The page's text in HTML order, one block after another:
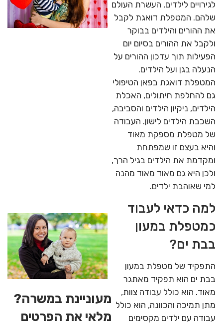
לגירויים לילדים, העשרת העולם
שלהם. המטפלת דואגת לקבל
את ההורים והילדים בבוקר
ולקבל את ההורים בסיום יום
הפעילות תוך עדכון ההורים על
הנעלה בגן ועל הילדים.
המטפלת דואגת בפאן הטיפולי
גם להחלפת חיתולים, האכלת
הילדים, ניקיון הילדים והסביבה,
השכבת הילדים לישון. העבודה
של מטפלת מספקת מאוד
והיא בעצם זו שמפתחת
ומקדמת את הילדים בגיל הרך,
ולכן היא גם מאוד מאוד מהנה
למי שאוהבת ילדים.
למה כדאי לעבוד
כמטפלת במעון
בבת ים?
התפקיד של מטפלת במעון
בבת ים הוא תפקיד מאתגר
מאוד. הוא כולל עבודה צוות,
מתן תמיכה והכוונה, הוא כולל
עבודה עם ילדים מקסימים
מעוניינת במשרה?
מלאי את הפרטים